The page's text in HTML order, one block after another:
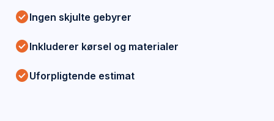
check_circleIngen skjulte gebyrer
check_circleInkluderer kørsel og materialer
check_circleUforpligtende estimat